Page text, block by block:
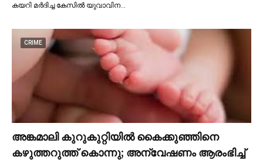
കയറി മർദിച്ച കേസില്‍ യുവാവിന…
CRIME
അങ്കമാലി കുറുകുറ്റിയില്‍ കൈക്കുഞ്ഞിനെ
കഴുത്തറുത്ത് കൊന്നു; അന്വേഷണം ആരംഭിച്ച്‌